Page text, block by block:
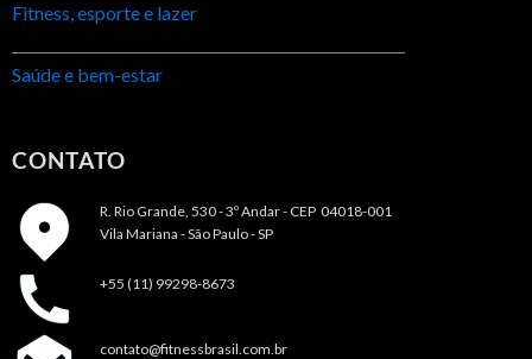
Fitness, esporte e lazer
Saúde e bem-estar
CONTATO
R. Rio Grande, 530 - 3º Andar - CEP 04018-001
Vila Mariana - São Paulo - SP
+55 (11) 99298-8673
contato@fitnessbrasil.com.br